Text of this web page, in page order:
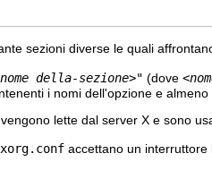
sezioni diverse le quali
della-sezione>" (dove
i nomi dell'opzione e
lette dal server X e sono
accettano un